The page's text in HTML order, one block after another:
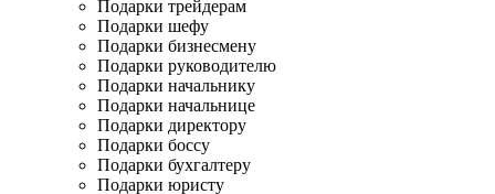
Подарки трейдерам
Подарки шефу
Подарки бизнесмену
Подарки руководителю
Подарки начальнику
Подарки начальнице
Подарки директору
Подарки боссу
Подарки бухгалтеру
Подарки юристу